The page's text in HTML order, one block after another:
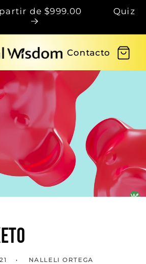
partir de $999.00 Quiz
ContactoCarrito
NALLELI ORTEGA